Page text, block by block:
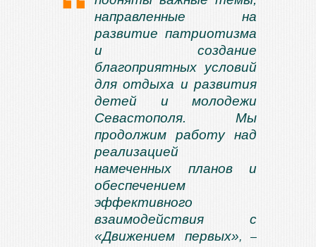
направленные на
развитие патриотизма
и создание
благоприятных условий
для отдыха и развития
детей и молодежи
Севастополя. Мы
продолжим работу над
реализацией
намеченных планов и
обеспечением
эффективного
взаимодействия с
«Движением первых», –